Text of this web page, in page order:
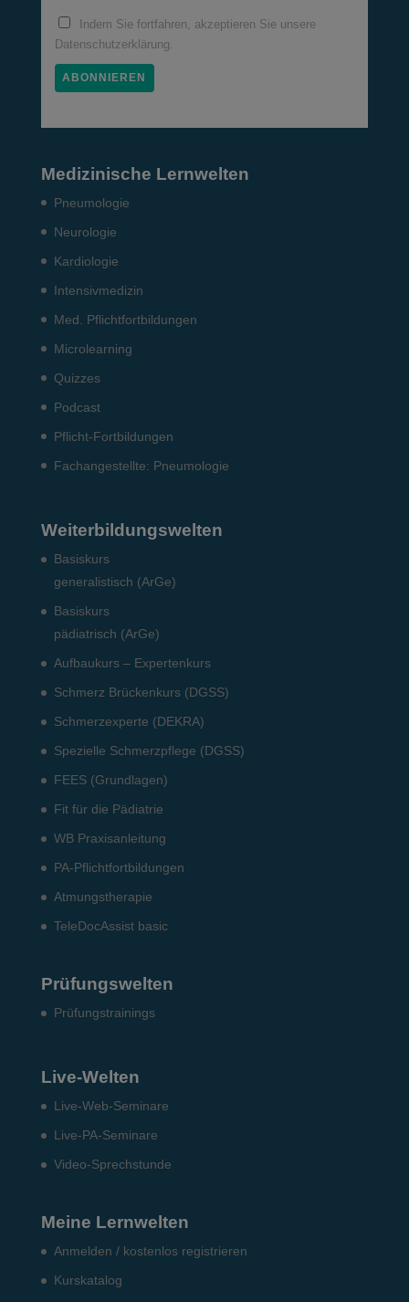
Indem Sie fortfahren, akzeptieren Sie unsere
Datenschutzerklärung.
Medizinische Lernwelten
Pneumo­logie
Neurologie
Kardiologie
Intensiv­medizin
Med. Pflichtfort­bildun­gen
Microlearning
Quizzes
Podcast
Pflicht-Fort­bildun­gen
Fach­angestellte: Pneumo­logie
Weiterbildungswelten
Basiskurs
generalistisch (ArGe)
Basiskurs
pädiatrisch (ArGe)
Aufbaukurs – Expertenkurs
Schmerz Brückenkurs (DGSS)
Schmerzexperte (DEKRA)
Spezielle Schmerzpflege (DGSS)
FEES (Grundlagen)
Fit für die Pädiatrie
WB Praxisanleitung
PA-Pflichtfortbildungen
Atmungstherapie
TeleDocAssist basic
Prüfungswelten
Prü­fungs­trai­nings
Live-Welten
Live-Web-Seminare
Live-PA-Seminare
Video-Sprechstunde
Meine Lernwelten
Anmelden / kostenlos registrieren
Kurskatalog